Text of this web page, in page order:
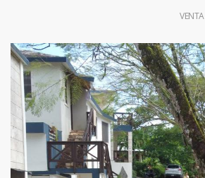
VENTA